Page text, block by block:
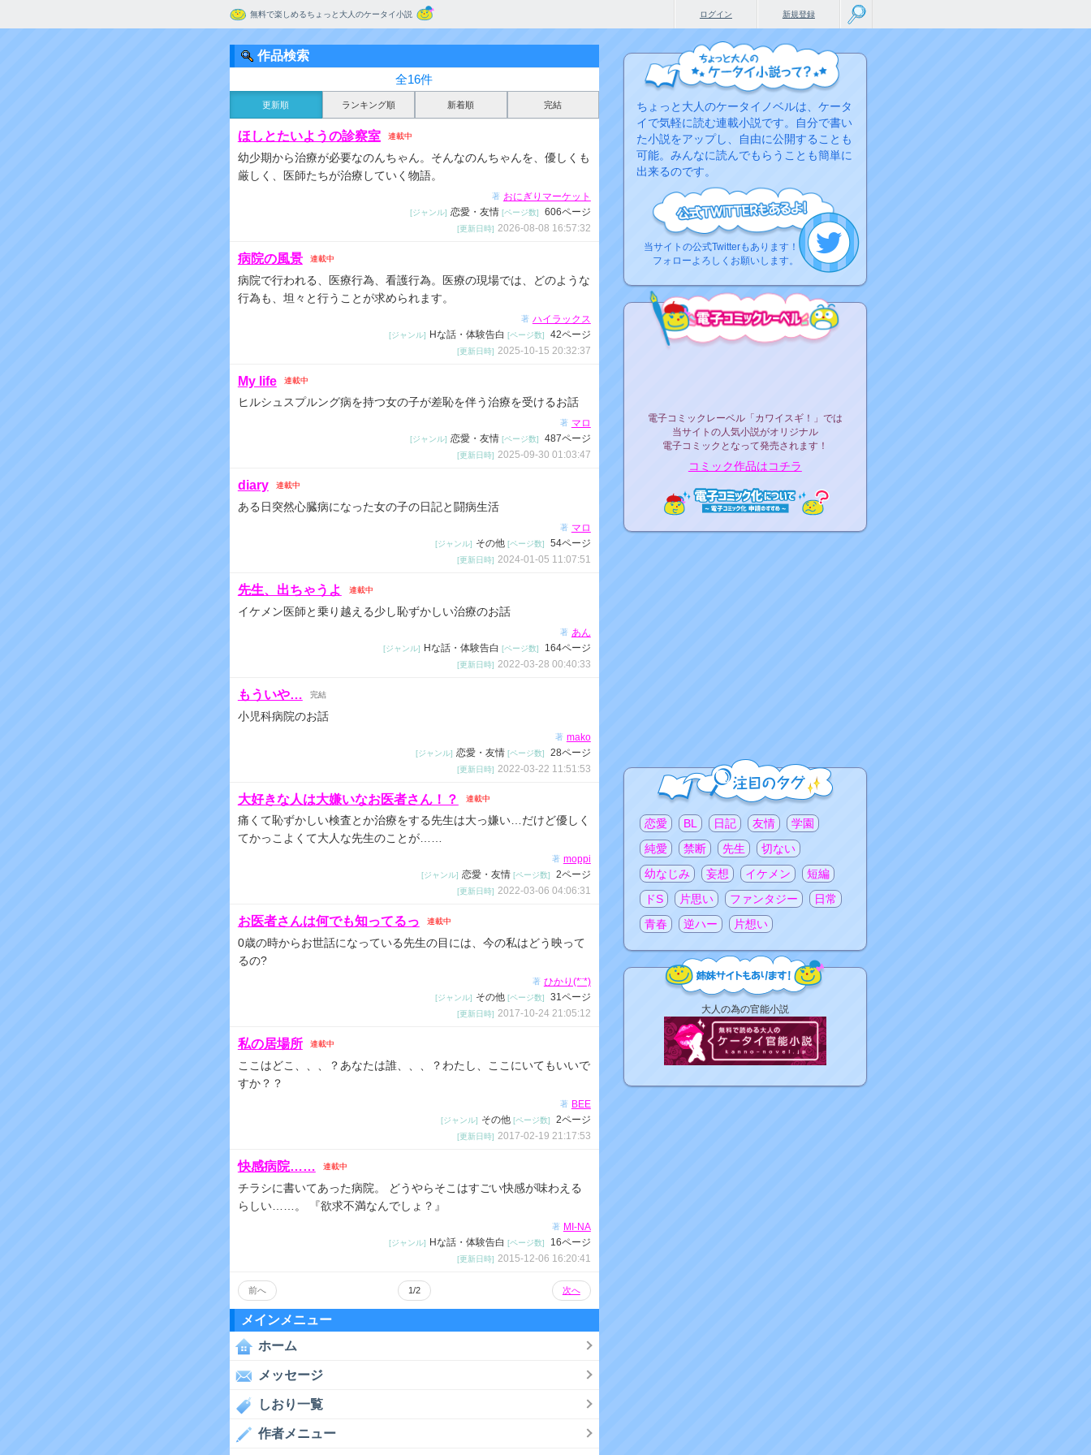
無料で楽しめるちょっと大人のケータイ小説 新規登録
ログイン
作品検索
全16件
更新順 ランキング順 新着順 完結
ほしとたいようの診察室 連載中
幼少期から治療が必要なのんちゃん。そんなのんちゃんを、優しくも
厳しく、医師たちが治療していく物語。
著 おにぎりマーケット
[ジャンル] 恋愛・友情 [ページ数] 606ページ
[更新日時] 2026-08-08 16:57:32
病院の風景 連載中
病院で行われる、医療行為、看護行為。医療の現場では、どのような
行為も、坦々と行うことが求められます。
著 ハイラックス
[ジャンル] Hな話・体験告白 [ページ数] 42ページ
[更新日時] 2025-10-15 20:32:37
My life 連載中
ヒルシュスプルング病を持つ女の子が差恥を伴う治療を受けるお話
著 マロ
[ジャンル] 恋愛・友情 [ページ数] 487ページ
[更新日時] 2025-09-30 01:03:47
diary 連載中
ある日突然心臓病になった女の子の日記と闘病生活
著 マロ
[ジャンル] その他 [ページ数] 54ページ
[更新日時] 2024-01-05 11:07:51
先生、出ちゃうよ 連載中
イケメン医師と乗り越える少し恥ずかしい治療のお話
著 あん
[ジャンル] Hな話・体験告白 [ページ数] 164ページ
[更新日時] 2022-03-28 00:40:33
もういや… 完結
小児科病院のお話
著 mako
[ジャンル] 恋愛・友情 [ページ数] 28ページ
[更新日時] 2022-03-22 11:51:53
大好きな人は大嫌いなお医者さん！？ 連載中
痛くて恥ずかしい検査とか治療をする先生は大っ嫌い…だけど優しく
てかっこよくて大人な先生のことが……
著 moppi
[ジャンル] 恋愛・友情 [ページ数] 2ページ
[更新日時] 2022-03-06 04:06:31
お医者さんは何でも知ってるっ 連載中
0歳の時からお世話になっている先生の目には、今の私はどう映って
るの?
著 ひかり(*¨*)
[ジャンル] その他 [ページ数] 31ページ
[更新日時] 2017-10-24 21:05:12
私の居場所 連載中
ここはどこ、、、？あなたは誰、、、？わたし、ここにいてもいいで
すか？？
著 BEE
[ジャンル] その他 [ページ数] 2ページ
[更新日時] 2017-02-19 21:17:53
快感病院…… 連載中
チラシに書いてあった病院。 どうやらそこはすごい快感が味わえる
らしい……。 『欲求不満なんでしょ？』
著 MI-NA
[ジャンル] Hな話・体験告白 [ページ数] 16ページ
[更新日時] 2015-12-06 16:20:41
前へ 1/2 次へ
メインメニュー
ホーム
メッセージ
しおり一覧
作者メニュー
ちょっと大人のケータイノベルは、ケータ
イで気軽に読む連載小説です。自分で書い
た小説をアップし、自由に公開することも
可能。みんなに読んでもらうことも簡単に
出来るのです。
当サイトの公式Twitterもあります！
フォローよろしくお願いします。
電子コミックレーベル「カワイスギ！」では
当サイトの人気小説がオリジナル
電子コミックとなって発売されます！
コミック作品はコチラ
注目のタグ
恋愛 BL 日記 友情
学園
純愛
禁断 先生
切ない
幼なじみ
妄想 イケメン
短編
ドS
片思い ファンタジー
日常
青春
逆ハー 片想い
リ
大人の為の官能小説